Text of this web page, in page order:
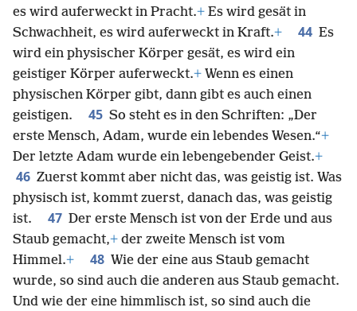
es wird auferweckt in Pracht.+ Es wird gesät in
Schwachheit, es wird auferweckt in Kraft.+ 44 Es
wird ein physischer Körper gesät, es wird ein
geistiger Körper auferweckt.+ Wenn es einen
physischen Körper gibt, dann gibt es auch einen
geistigen.
45 So steht es in den Schriften: „Der
erste Mensch, Adam, wurde ein lebendes Wesen.“+
Der letzte Adam wurde ein lebengebender Geist.+
46 Zuerst kommt aber nicht das, was geistig ist. Was
physisch ist, kommt zuerst, danach das, was geistig
ist.
47 Der erste Mensch ist von der Erde und aus
Staub gemacht,+ der zweite Mensch ist vom
Himmel.+ 48 Wie der eine aus Staub gemacht
wurde, so sind auch die anderen aus Staub gemacht.
Und wie der eine himmlisch ist, so sind auch die